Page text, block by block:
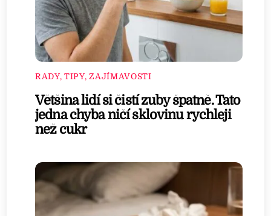
RADY, TIPY, ZAJÍMAVOSTI
Většina lidí si čistí zuby špatně. Tato
jedna chyba ničí sklovinu rychleji
než cukr